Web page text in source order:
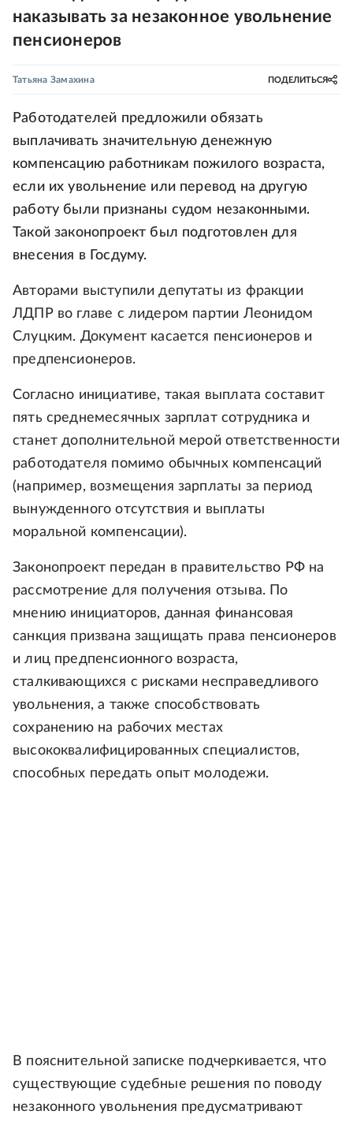
наказывать за незаконное увольнение
пенсионеров
Татьяна Замахина ПОДЕЛИТЬСЯ
Работодателей предложили обязать
выплачивать значительную денежную
компенсацию работникам пожилого возраста,
если их увольнение или перевод на другую
работу были признаны судом незаконными.
Такой законопроект был подготовлен для
внесения в Госдуму.
Авторами выступили депутаты из фракции
ЛДПР во главе с лидером партии Леонидом
Слуцким. Документ касается пенсионеров и
предпенсионеров.
Согласно инициативе, такая выплата составит
пять среднемесячных зарплат сотрудника и
станет дополнительной мерой ответственности
работодателя помимо обычных компенсаций
(например, возмещения зарплаты за период
вынужденного отсутствия и выплаты
моральной компенсации).
Законопроект передан в правительство РФ на
рассмотрение для получения отзыва. По
мнению инициаторов, данная финансовая
санкция призвана защищать права пенсионеров
и лиц предпенсионного возраста,
сталкивающихся с рисками несправедливого
увольнения, а также способствовать
сохранению на рабочих местах
высококвалифицированных специалистов,
способных передать опыт молодежи.
В пояснительной записке подчеркивается, что
существующие судебные решения по поводу
незаконного увольнения предусматривают